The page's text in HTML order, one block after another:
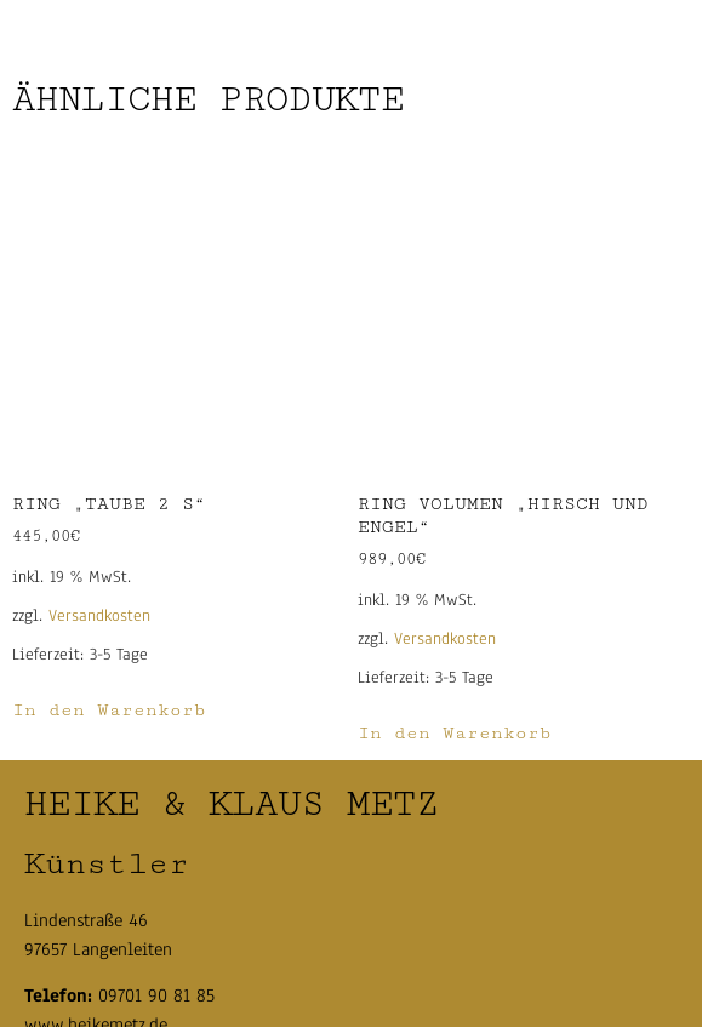
ÄHNLICHE PRODUKTE
RING „TAUBE 2 S“
445,00€
inkl. 19 % MwSt.
zzgl. Versandkosten
Lieferzeit: 3-5 Tage
In den Warenkorb
RING VOLUMEN „HIRSCH UND
ENGEL“
989,00€
inkl. 19 % MwSt.
zzgl. Versandkosten
Lieferzeit: 3-5 Tage
In den Warenkorb
HEIKE & KLAUS METZ
Künstler
Lindenstraße 46
97657 Langenleiten
Telefon: 09701 90 81 85